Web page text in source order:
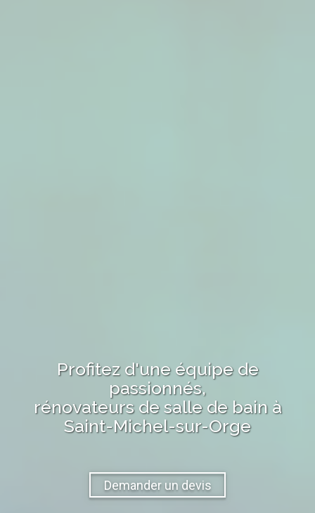
Profitez d'une équipe de
passionnés,
rénovateurs de salle de bainà
Saint-Michel-sur-Orge
Demander un devis